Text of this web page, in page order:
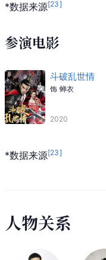
*数据来源[23]
参演电影
斗破乱世情
饰 蝉衣
2020
*数据来源[23]
人物关系